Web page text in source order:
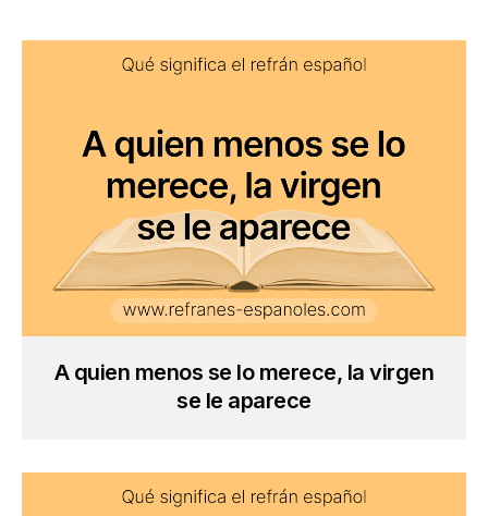
A quien menos se lo merece, la virgen
se le aparece